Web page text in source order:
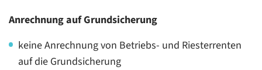
Anrechnung auf Grundsicherung
keine Anrechnung von Betriebs- und Riesterrenten
auf die Grundsicherung